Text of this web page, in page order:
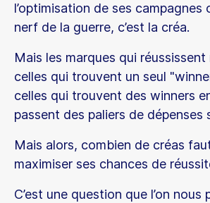
l’optimisation de ses campagnes
nerf de la guerre, c’est la créa.
Mais les marques qui
celles qui trouvent un seul
celles qui trouvent des winners
passent des paliers de dépenses
Mais alors, combien de créas
maximiser ses chances de
C’est une question que l’on nous